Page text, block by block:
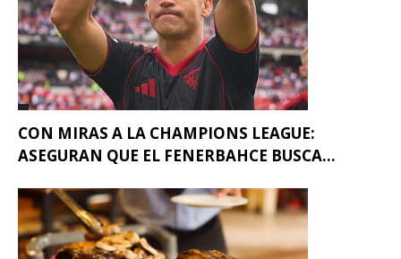
CON MIRAS A LA CHAMPIONS LEAGUE:
ASEGURAN QUE EL FENERBAHCE BUSCA...